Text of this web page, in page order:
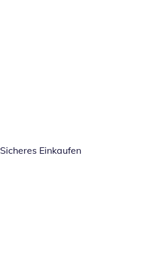
Sicheres Einkaufen